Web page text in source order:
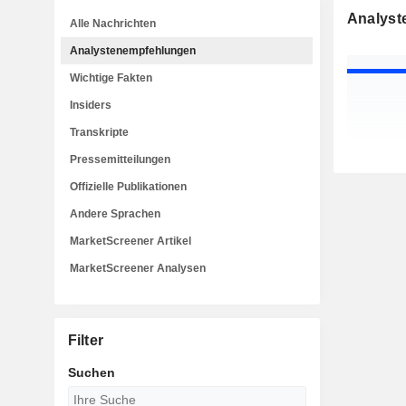
Alle Nachrichten
Analystenempfehlungen
Wichtige Fakten
Insiders
Transkripte
Pressemitteilungen
Offizielle Publikationen
Andere Sprachen
MarketScreener Artikel
MarketScreener Analysen
Filter
Suchen